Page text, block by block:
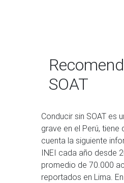
SOAT
Conducir sin SOAT es
grave en el Perú, tiene
cuenta la siguiente
INEI cada año desde
promedio de 70.000
reportados en Lima.